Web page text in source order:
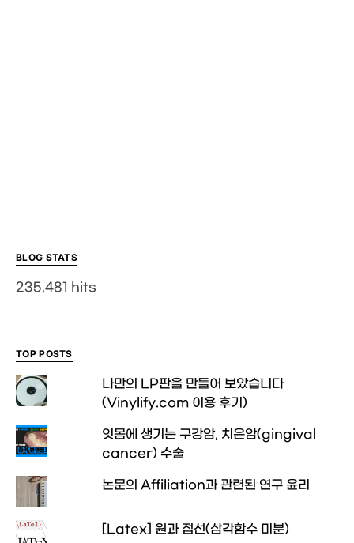
BLOG STATS
235,481 hits
TOP POSTS
나만의 LP판을 만들어 보았습니다
(Vinylify.com 이용 후기)
잇몸에 생기는 구강암, 치은암(gingival
cancer) 수술
논문의 Affiliation과 관련된 연구 윤리
[Latex] 원과 접선(삼각함수 미분)